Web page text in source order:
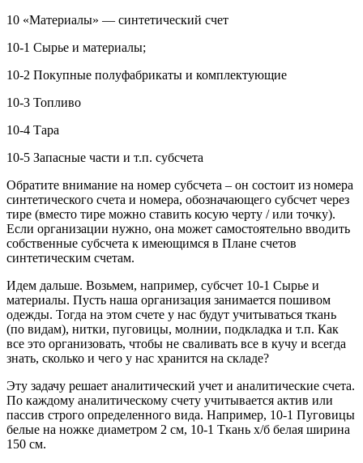
10 «Материалы» — синтетический счет
10-1 Сырье и материалы;
10-2 Покупные полуфабрикаты и комплектующие
10-3 Топливо
10-4 Тара
10-5 Запасные части и т.п. субсчета
Обратите внимание на номер субсчета – он состоит из номера
синтетического счета и номера, обозначающего субсчет через
тире (вместо тире можно ставить косую черту / или точку).
Если организации нужно, она может самостоятельно вводить
собственные субсчета к имеющимся в Плане счетов
синтетическим счетам.
Идем дальше. Возьмем, например, субсчет 10-1 Сырье и
материалы. Пусть наша организация занимается пошивом
одежды. Тогда на этом счете у нас будут учитываться ткань
(по видам), нитки, пуговицы, молнии, подкладка и т.п. Как
все это организовать, чтобы не сваливать все в кучу и всегда
знать, сколько и чего у нас хранится на складе?
Эту задачу решает аналитический учет и аналитические счета.
По каждому аналитическому счету учитывается актив или
пассив строго определенного вида. Например, 10-1 Пуговицы
белые на ножке диаметром 2 см, 10-1 Ткань х/б белая ширина
150 см.